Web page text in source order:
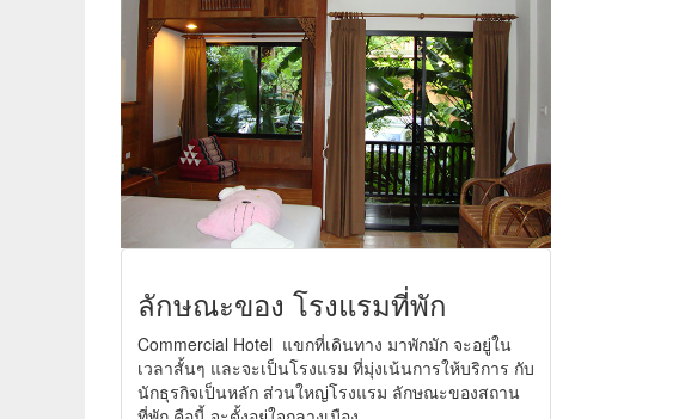
ลักษณะของ โรงแรมที่พัก
Commercial Hotel แขกที่เดินทาง มาพักมัก จะอยู่ใน
เวลาสั้นๆ และจะเป็นโรงแรม ที่มุ่งเน้นการให้บริการ กับ
นักธุรกิจเป็นหลัก ส่วนใหญ่โรงแรม ลักษณะของสถาน